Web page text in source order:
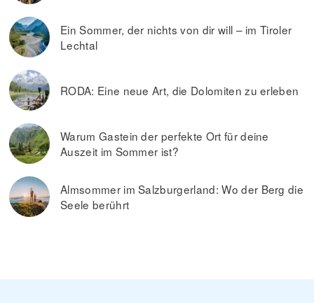
Ein Sommer, der nichts von dir will – im Tiroler
Lechtal
RODA: Eine neue Art, die Dolomiten zu erleben
Warum Gastein der perfekte Ort für deine
Auszeit im Sommer ist?
Almsommer im Salzburgerland: Wo der Berg die
Seele berührt